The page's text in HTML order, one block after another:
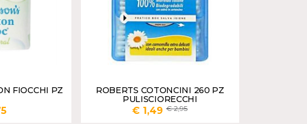
FIOCCHI PZ
ROBERTS COTONCINI 260 PZ
PULISCIORECCHI
€ 1,49 2,95